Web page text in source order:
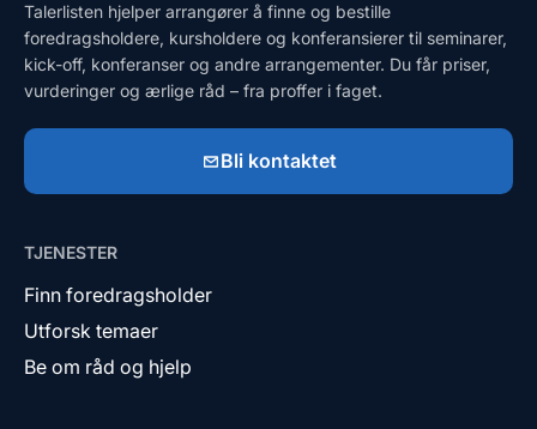
Talerlisten hjelper arrangører å finne og bestille
foredragsholdere, kursholdere og konferansierer til seminarer,
kick-off, konferanser og andre arrangementer. Du får priser,
vurderinger og ærlige råd – fra proffer i faget.
Bli kontaktet
TJENESTER
Finn foredragsholder
Utforsk temaer
Be om råd og hjelp